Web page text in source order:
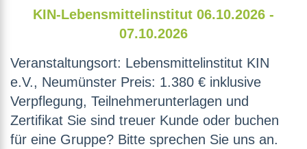
KIN-Lebensmittelinstitut 06.10.2026 -
07.10.2026
Veranstaltungsort: Lebensmittelinstitut KIN
e.V., Neumünster Preis: 1.380 € inklusive
Verpflegung, Teilnehmerunterlagen und
Zertifikat Sie sind treuer Kunde oder buchen
für eine Gruppe? Bitte sprechen Sie uns an.